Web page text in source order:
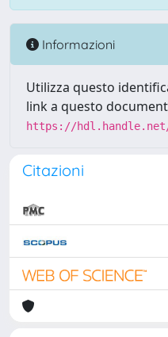
Informazioni
Utilizza questo
link a questo
https://hdl.handle.net/
Citazioni